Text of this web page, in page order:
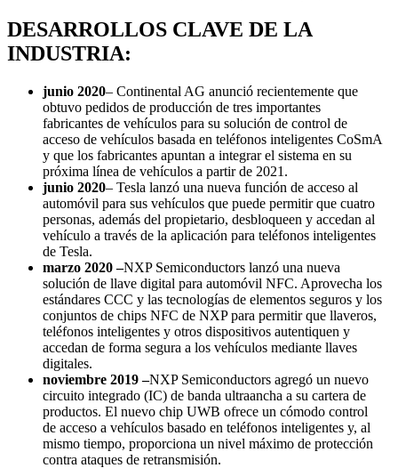
DESARROLLOS CLAVE DE LA
INDUSTRIA:
junio 2020– Continental AG anunció recientemente que
obtuvo pedidos de producción de tres importantes
fabricantes de vehículos para su solución de control de
acceso de vehículos basada en teléfonos inteligentes CoSmA
y que los fabricantes apuntan a integrar el sistema en su
próxima línea de vehículos a partir de 2021.
junio 2020– Tesla lanzó una nueva función de acceso al
automóvil para sus vehículos que puede permitir que cuatro
personas, además del propietario, desbloqueen y accedan al
vehículo a través de la aplicación para teléfonos inteligentes
de Tesla.
marzo 2020 –NXP Semiconductors lanzó una nueva
solución de llave digital para automóvil NFC. Aprovecha los
estándares CCC y las tecnologías de elementos seguros y los
conjuntos de chips NFC de NXP para permitir que llaveros,
teléfonos inteligentes y otros dispositivos autentiquen y
accedan de forma segura a los vehículos mediante llaves
digitales.
noviembre 2019 –NXP Semiconductors agregó un nuevo
circuito integrado (IC) de banda ultraancha a su cartera de
productos. El nuevo chip UWB ofrece un cómodo control
de acceso a vehículos basado en teléfonos inteligentes y, al
mismo tiempo, proporciona un nivel máximo de protección
contra ataques de retransmisión.